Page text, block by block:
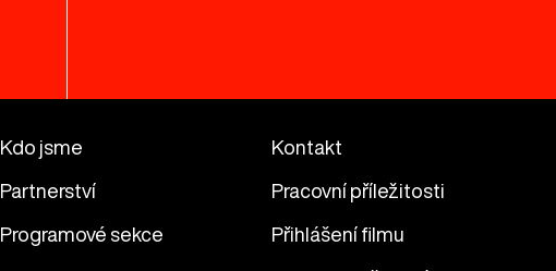
Kdo jsme Kontakt
Partnerství Pracovní příležitosti
Programové sekce Přihlášení filmu